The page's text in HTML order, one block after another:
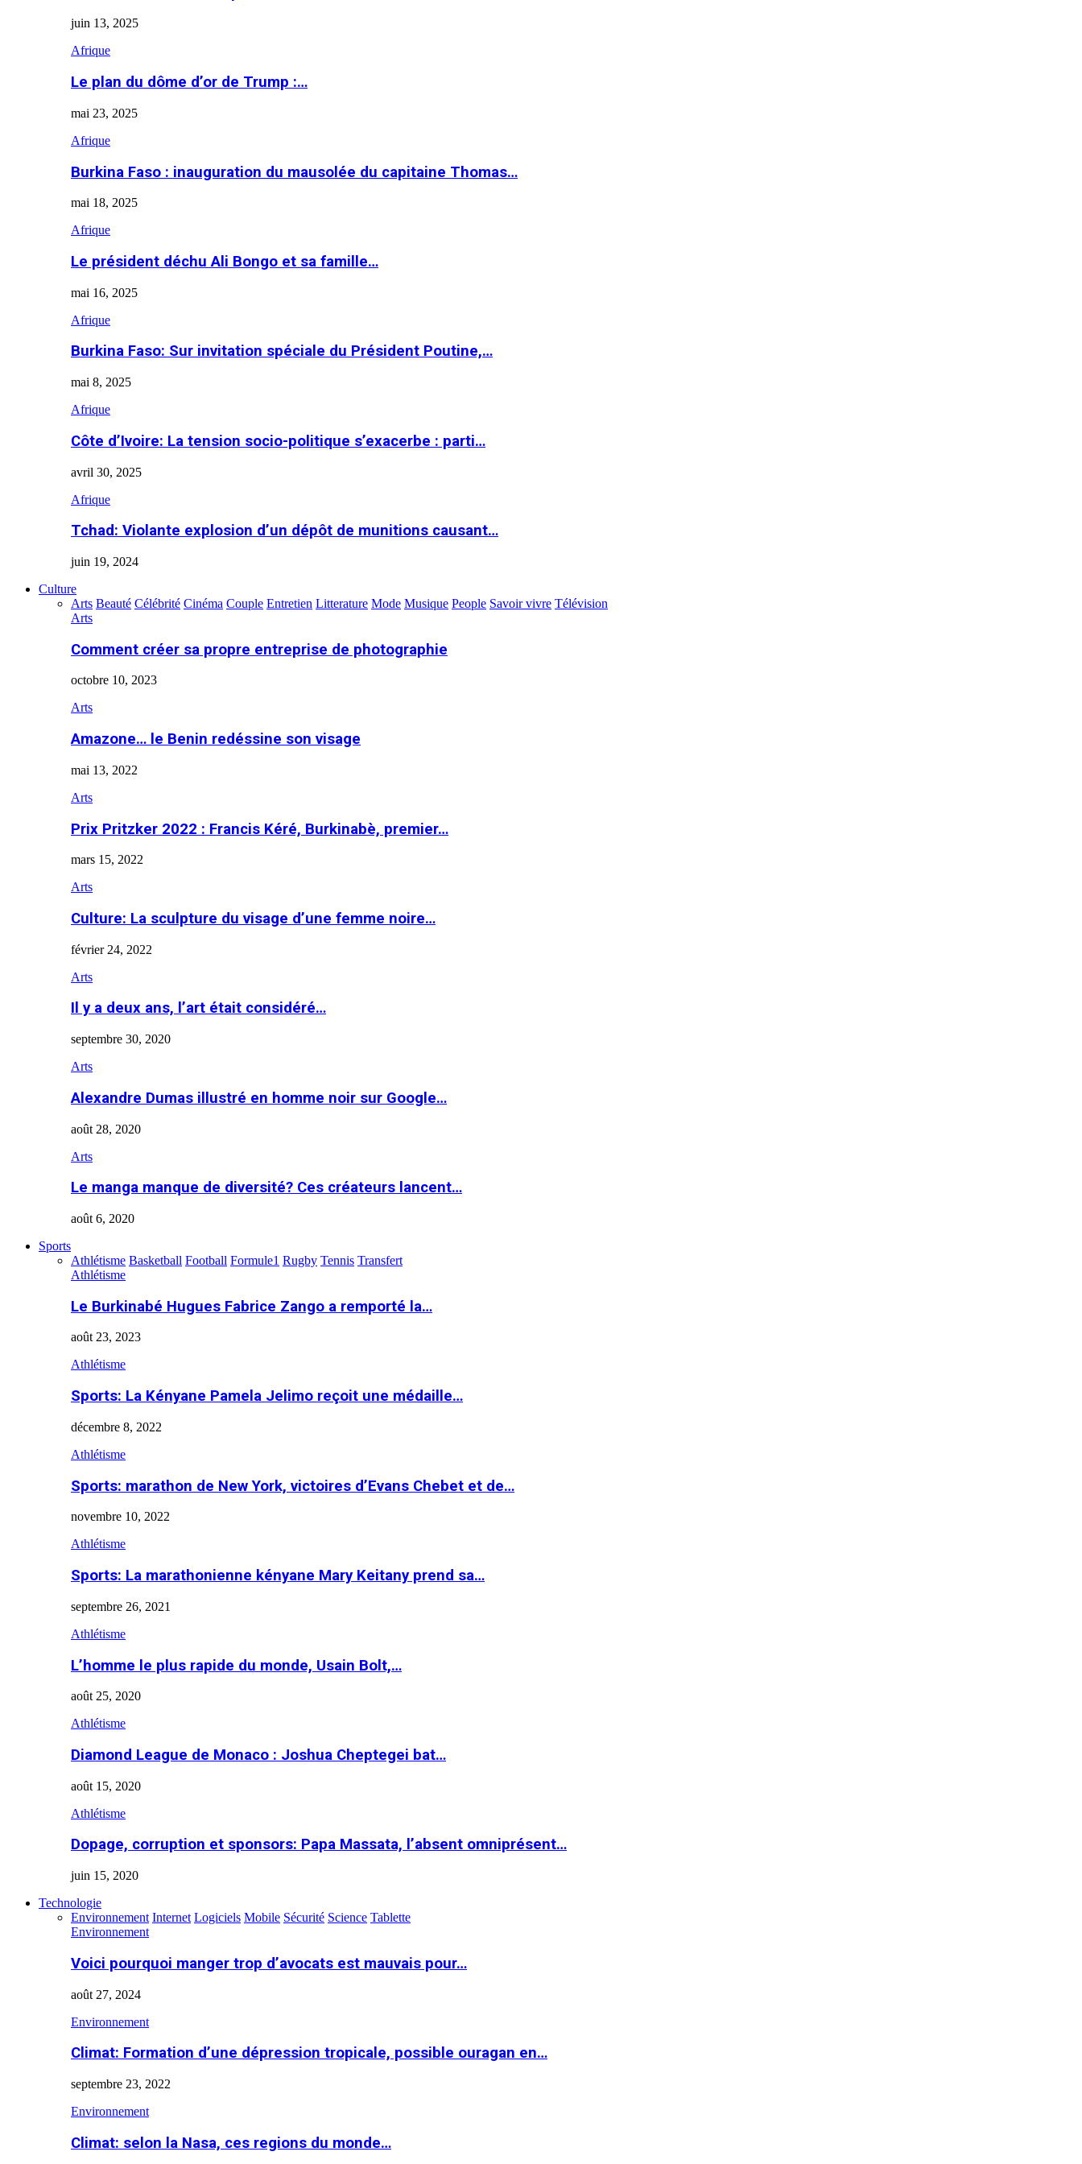
juin 13, 2025
Afrique
Le plan du dôme d’or de Trump :…
mai 23, 2025
Afrique
Burkina Faso : inauguration du mausolée du capitaine Thomas…
mai 18, 2025
Afrique
Le président déchu Ali Bongo et sa famille…
mai 16, 2025
Afrique
Burkina Faso: Sur invitation spéciale du Président Poutine,…
mai 8, 2025
Afrique
Côte d’Ivoire: La tension socio-politique s’exacerbe : parti…
avril 30, 2025
Afrique
Tchad: Violante explosion d’un dépôt de munitions causant…
juin 19, 2024
Culture
Arts Beauté Célébrité Cinéma Couple Entretien Litterature Mode Musique People Savoir vivre Télévision
Arts
Comment créer sa propre entreprise de photographie
octobre 10, 2023
Arts
Amazone… le Benin redéssine son visage
mai 13, 2022
Arts
Prix Pritzker 2022 : Francis Kéré, Burkinabè, premier…
mars 15, 2022
Arts
Culture: La sculpture du visage d’une femme noire…
février 24, 2022
Arts
Il y a deux ans, l’art était considéré…
septembre 30, 2020
Arts
Alexandre Dumas illustré en homme noir sur Google…
août 28, 2020
Arts
Le manga manque de diversité? Ces créateurs lancent…
août 6, 2020
Sports
Athlétisme Basketball Football Formule1 Rugby Tennis Transfert
Athlétisme
Le Burkinabé Hugues Fabrice Zango a remporté la…
août 23, 2023
Athlétisme
Sports: La Kényane Pamela Jelimo reçoit une médaille…
décembre 8, 2022
Athlétisme
Sports: marathon de New York, victoires d’Evans Chebet et de…
novembre 10, 2022
Athlétisme
Sports: La marathonienne kényane Mary Keitany prend sa…
septembre 26, 2021
Athlétisme
L’homme le plus rapide du monde, Usain Bolt,…
août 25, 2020
Athlétisme
Diamond League de Monaco : Joshua Cheptegei bat…
août 15, 2020
Athlétisme
Dopage, corruption et sponsors: Papa Massata, l’absent omniprésent…
juin 15, 2020
Technologie
Environnement Internet Logiciels Mobile Sécurité Science Tablette
Environnement
Voici pourquoi manger trop d’avocats est mauvais pour…
août 27, 2024
Environnement
Climat: Formation d’une dépression tropicale, possible ouragan en…
septembre 23, 2022
Environnement
Climat: selon la Nasa, ces regions du monde…